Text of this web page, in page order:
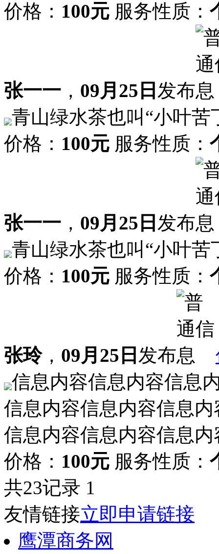
价格： 100元 服务性质：
张一一 ， 09月25日 发布
青山绿水茶也叫“小叶
价格： 100元 服务性质：
张一一 ， 09月25日 发布
青山绿水茶也叫“小叶
价格： 100元 服务性质：
张玲， 09月25日 发布
信息内容信息内容信息
信息内容信息内容信息
信息内容信息内容信息内
价格： 100元 服务性质：
共23记录 1
友情链接立即申请链接
鹰潭商务网